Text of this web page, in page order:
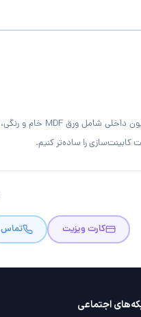
را ساده‌تر کنیم.
کارت ویزیت تماس
اجتماعی